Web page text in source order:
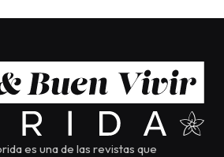
es una de las revistas que